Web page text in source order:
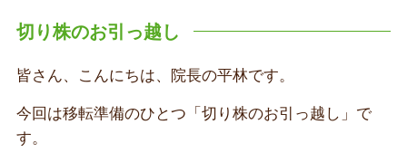
切り株のお引っ越し
皆さん、こんにちは、院長の平林です。
今回は移転準備のひとつ「切り株のお引っ越し」で
す。